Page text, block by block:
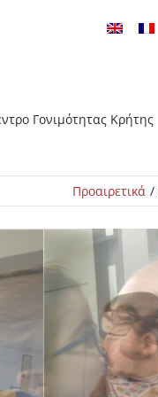
Γονιμότητας Κρήτης
Γονιμοποίηση
Γενετική
Εκκόλαψη με τη
εμβρύων
Προαιρετικά